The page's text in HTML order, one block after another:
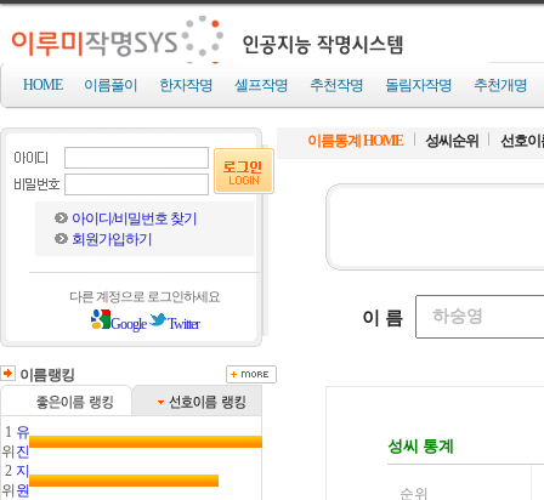
HOME 이름풀이 한자작명 셀프작명 추천작명 돌림자작명 추천개명
아이디/비밀번호 찾기
회원가입하기
다른 계정으로 로그인하세요
Google Twitter
이름랭킹
1
위
유
진
2
위
지
원
이름통계 HOME 성씨순위 선호